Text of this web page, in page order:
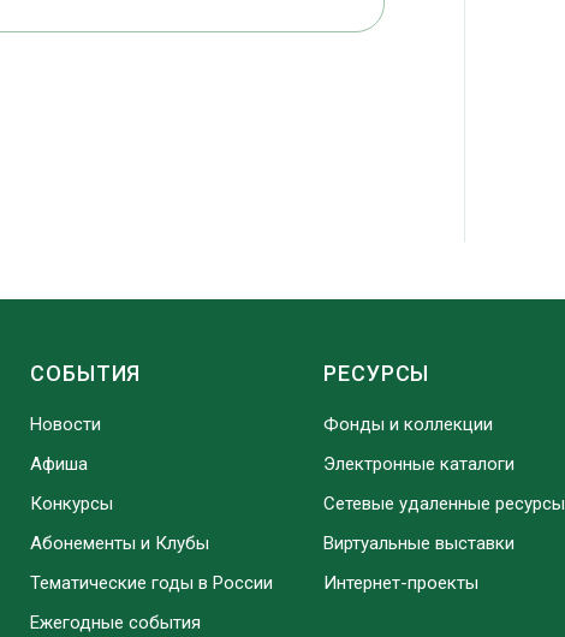
СОБЫТИЯ
Новости
Афиша
Конкурсы
Абонементы и Клубы
Тематические годы в России
Ежегодные события
РЕСУРСЫ
Фонды и коллекции
Электронные каталоги
Сетевые удаленные ресурсы
Виртуальные выставки
Интернет-проекты